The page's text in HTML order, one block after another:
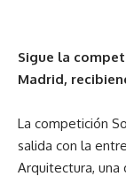
Sigue la
Madrid,
La competición
salida con la
Arquitectura, una